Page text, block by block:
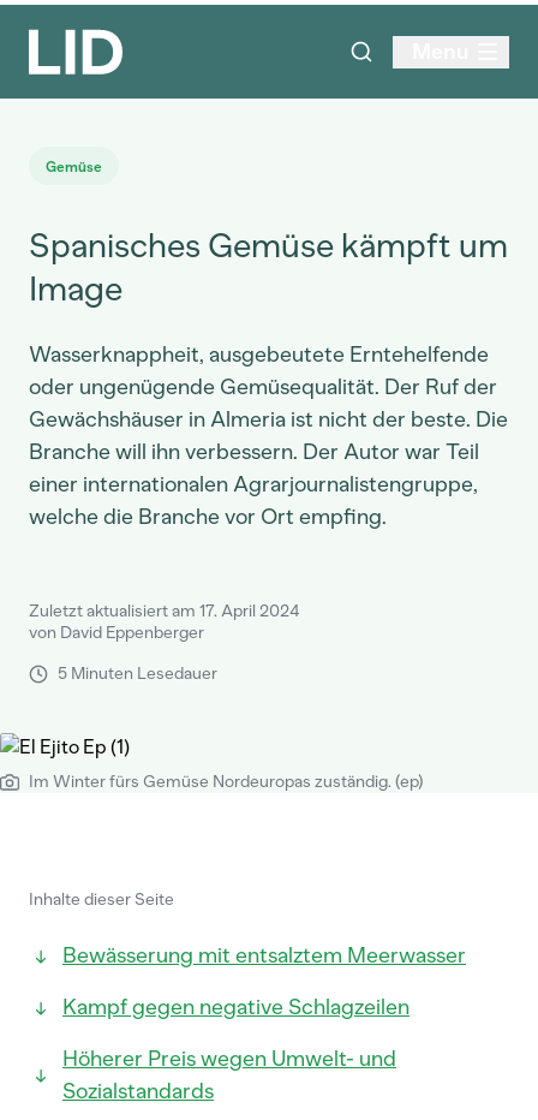
Gemüse
Spanisches Gemüse kämpft um
Image
Wasserknappheit, ausgebeutete Erntehelfende
oder ungenügende Gemüsequalität. Der Ruf der
Gewächshäuser in Almeria ist nicht der beste. Die
Branche will ihn verbessern. Der Autor war Teil
einer internationalen Agrarjournalistengruppe,
welche die Branche vor Ort empfing.
Zuletzt aktualisiert am 17. April 2024
von David Eppenberger
5 Minuten Lesedauer
Im Winter fürs Gemüse Nordeuropas zuständig. (ep)
Inhalte dieser Seite
Bewässerung mit entsalztem Meerwasser
Kampf gegen negative Schlagzeilen
Höherer Preis wegen Umwelt- und
Sozialstandards